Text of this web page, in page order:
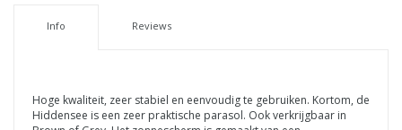
Info Reviews
Hoge kwaliteit, zeer stabiel en eenvoudig te gebruiken. Kortom, de
Hiddensee is een zeer praktische parasol. Ook verkrijgbaar in